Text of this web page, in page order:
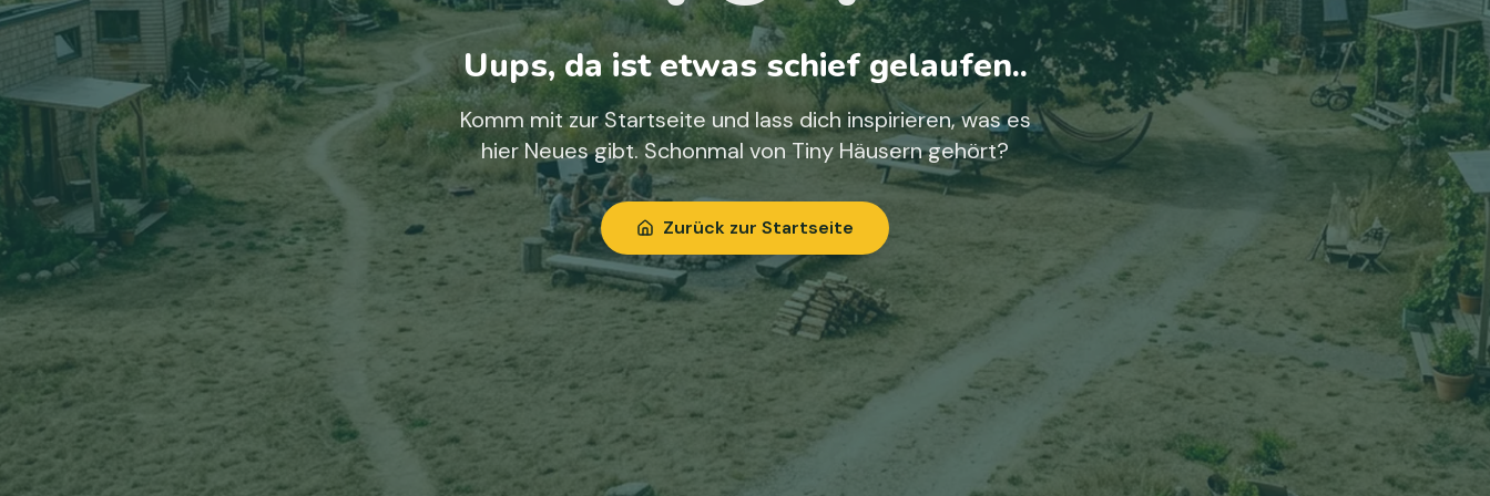
Uups, da ist etwas schief gelaufen..
Komm mit zur Startseite und lass dich inspirieren, was es
hier Neues gibt. Schonmal von Tiny Häusern gehört?
Zurück zur Startseite